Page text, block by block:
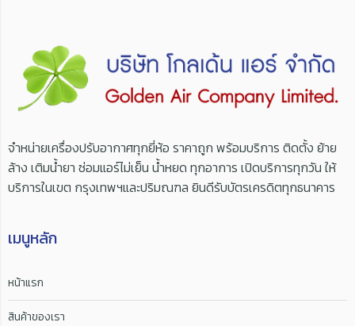
จำหน่ายเครื่องปรับอากาศทุกยี่ห้อ ราคาถูก พร้อมบริการ ติดตั้ง ย้าย
ล้าง เติมน้ำยา ซ่อมแอร์ไม่เย็น น้ำหยด ทุกอาการ เปิดบริการทุกวัน ให้
บริการในเขต กรุงเทพฯและปริมณฑล ยินดีรับบัตรเครดิตทุกธนาคาร
เมนูหลัก
หน้าแรก
สินค้าของเรา